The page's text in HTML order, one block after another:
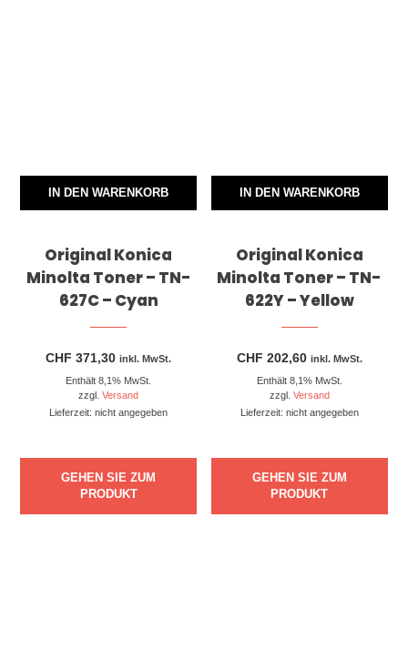
IN DEN WARENKORB
Original Konica
Minolta Toner – TN-
627C – Cyan
CHF 371,30 inkl. MwSt.
Enthält 8,1% MwSt.
zzgl.Versand
Lieferzeit: nicht angegeben
GEHEN SIE ZUM
PRODUKT
IN DEN WARENKORB
Original Konica
Minolta Toner – TN-
622Y – Yellow
CHF 202,60 inkl. MwSt.
Enthält 8,1% MwSt.
zzgl. Versand
Lieferzeit: nicht angegeben
GEHEN SIE ZUM
PRODUKT